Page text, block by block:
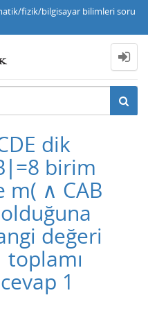
fizik/bilgisayar bilimleri soru
dik
birim
m( ​∧ ​CAB
değeri
toplamı
1